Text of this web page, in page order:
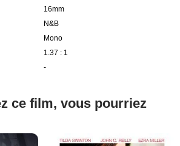
16mm
N&B
Mono
1.37 : 1
-
ce film, vous pourriez